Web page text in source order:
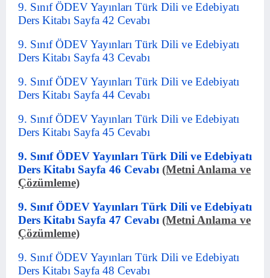
9. Sınıf ÖDEV Yayınları Türk Dili ve Edebiyatı
Ders Kitabı Sayfa 42 Cevabı
9. Sınıf ÖDEV Yayınları Türk Dili ve Edebiyatı
Ders Kitabı Sayfa 43 Cevabı
9. Sınıf ÖDEV Yayınları Türk Dili ve Edebiyatı
Ders Kitabı Sayfa 44 Cevabı
9. Sınıf ÖDEV Yayınları Türk Dili ve Edebiyatı
Ders Kitabı Sayfa 45 Cevabı
9. Sınıf ÖDEV Yayınları Türk Dili ve Edebiyatı
Ders Kitabı Sayfa 46 Cevabı (Metni Anlama ve
Çözümleme)
9. Sınıf ÖDEV Yayınları Türk Dili ve Edebiyatı
Ders Kitabı Sayfa 47 Cevabı (Metni Anlama ve
Çözümleme)
9. Sınıf ÖDEV Yayınları Türk Dili ve Edebiyatı
Ders Kitabı Sayfa 48 Cevabı